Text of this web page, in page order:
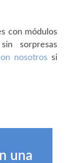
con módulos
sorpresas
nosotros si
una